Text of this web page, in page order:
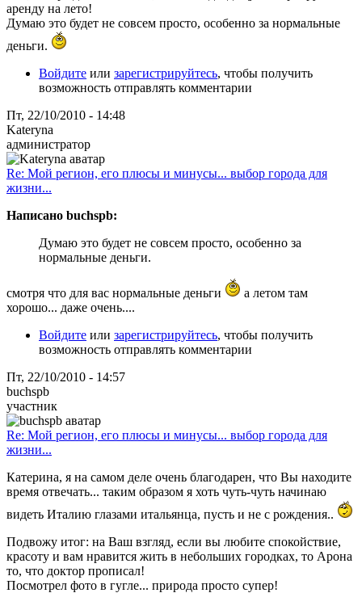
аренду на лето!
Думаю это будет не совсем просто, особенно за нормальные
деньги.
Войдите или зарегистрируйтесь, чтобы получить
возможность отправлять комментарии
Пт, 22/10/2010 - 14:48
Kateryna
администратор
Re: Мой регион, его плюсы и минусы... выбор города для
жизни...
Написано buchspb:
Думаю это будет не совсем просто, особенно за
нормальные деньги.
смотря что для вас нормальные деньги
а летом там
хорошо... даже очень....
Войдите или зарегистрируйтесь, чтобы получить
возможность отправлять комментарии
Пт, 22/10/2010 - 14:57
buchspb
участник
Re: Мой регион, его плюсы и минусы... выбор города для
жизни...
Катерина, я на самом деле очень благодарен, что Вы находите
время отвечать... таким образом я хоть чуть-чуть начинаю
видеть Италию глазами итальянца, пусть и не с рождения..
Подвожу итог: на Ваш взгляд, если вы любите спокойствие,
красоту и вам нравится жить в небольших городках, то Арона
то, что доктор прописал!
Посмотрел фото в гугле... природа просто супер!